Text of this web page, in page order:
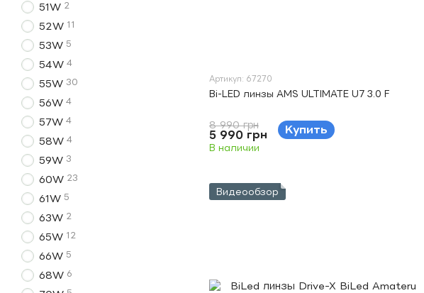
Артикул: 67270
Bi-LED линзы AMS ULTIMATE U7 3.0 F
8 990 грн
5 990 грн Купить
В наличии
Видеообзор
51W 2
52W 11
53W 5
54W 4
55W 30
56W 4
57W 4
58W 4
59W 3
60W 23
61W 5
63W 2
65W 12
66W 5
68W 6